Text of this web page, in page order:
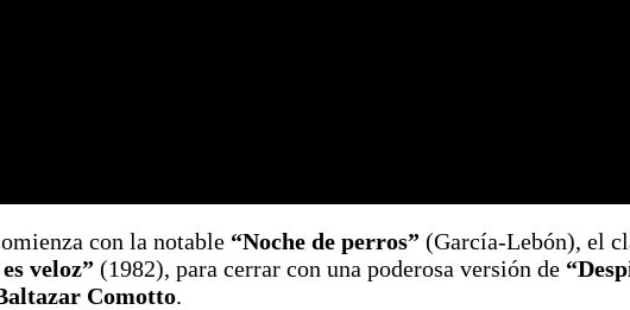
con la notable “Noche de perros” (García-Lebón), el
veloz” (1982), para cerrar con una poderosa versión de
Comotto.